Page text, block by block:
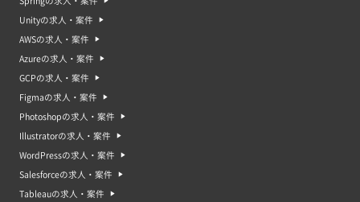
Unityの求人・案件
AWSの求人・案件
Azureの求人・案件
GCPの求人・案件
Figmaの求人・案件
Photoshopの求人・案件
Illustratorの求人・案件
WordPressの求人・案件
Salesforceの求人・案件
Tableauの求人・案件